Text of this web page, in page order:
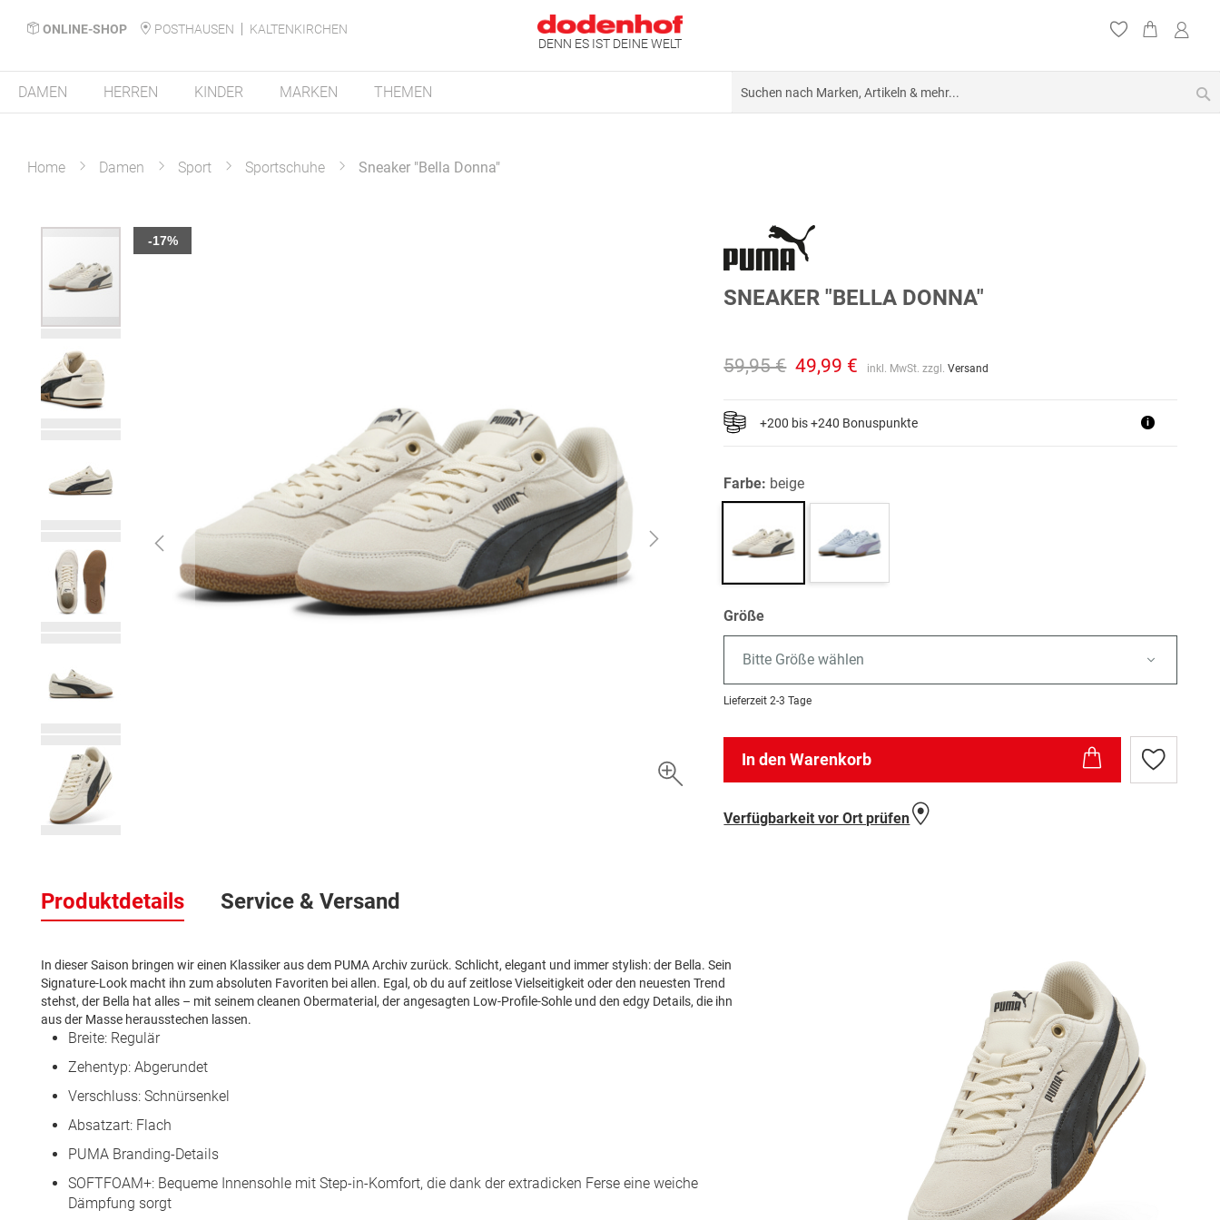
ONLINE-SHOP POSTHAUSEN
KALTENKIRCHEN
DENN ES IST DEINE WELT
DAMEN HERREN KINDER MARKEN THEMEN
Home Damen Sport Sportschuhe Sneaker "Bella Donna"
Zum
Bildergalerie
-17%
der
Bildergalerie
SNEAKER "BELLA DONNA"
59,95 € 49,99 € inkl. MwSt. zzgl.Versand
+200 bis +240 Bonuspunkte i
Farbe: beige
Größe
Bitte Größe wählen
Lieferzeit 2-3 Tage
In den Warenkorb
Zur
Wunschliste
Verfügbarkeit vor Ort prüfen
Produktdetails
In dieser Saison bringen wir einen Klassiker aus dem PUMA Archiv zurück. Schlicht, elegant und immer stylish: der Bella. Sein
Signature-Look macht ihn zum absoluten Favoriten bei allen. Egal, ob du auf zeitlose Vielseitigkeit oder den neuesten Trend
stehst, der Bella hat alles – mit seinem cleanen Obermaterial, der angesagten Low-Profile-Sohle und den edgy Details, die ihn
aus der Masse herausstechen lassen.
Breite: Regulär
Zehentyp: Abgerundet
Verschluss: Schnürsenkel
Absatzart: Flach
PUMA Branding-Details
SOFTFOAM+: Bequeme Innensohle mit Step-in-Komfort, die dank der extradicken Ferse eine weiche
Dämpfung sorgt
Service & Versand